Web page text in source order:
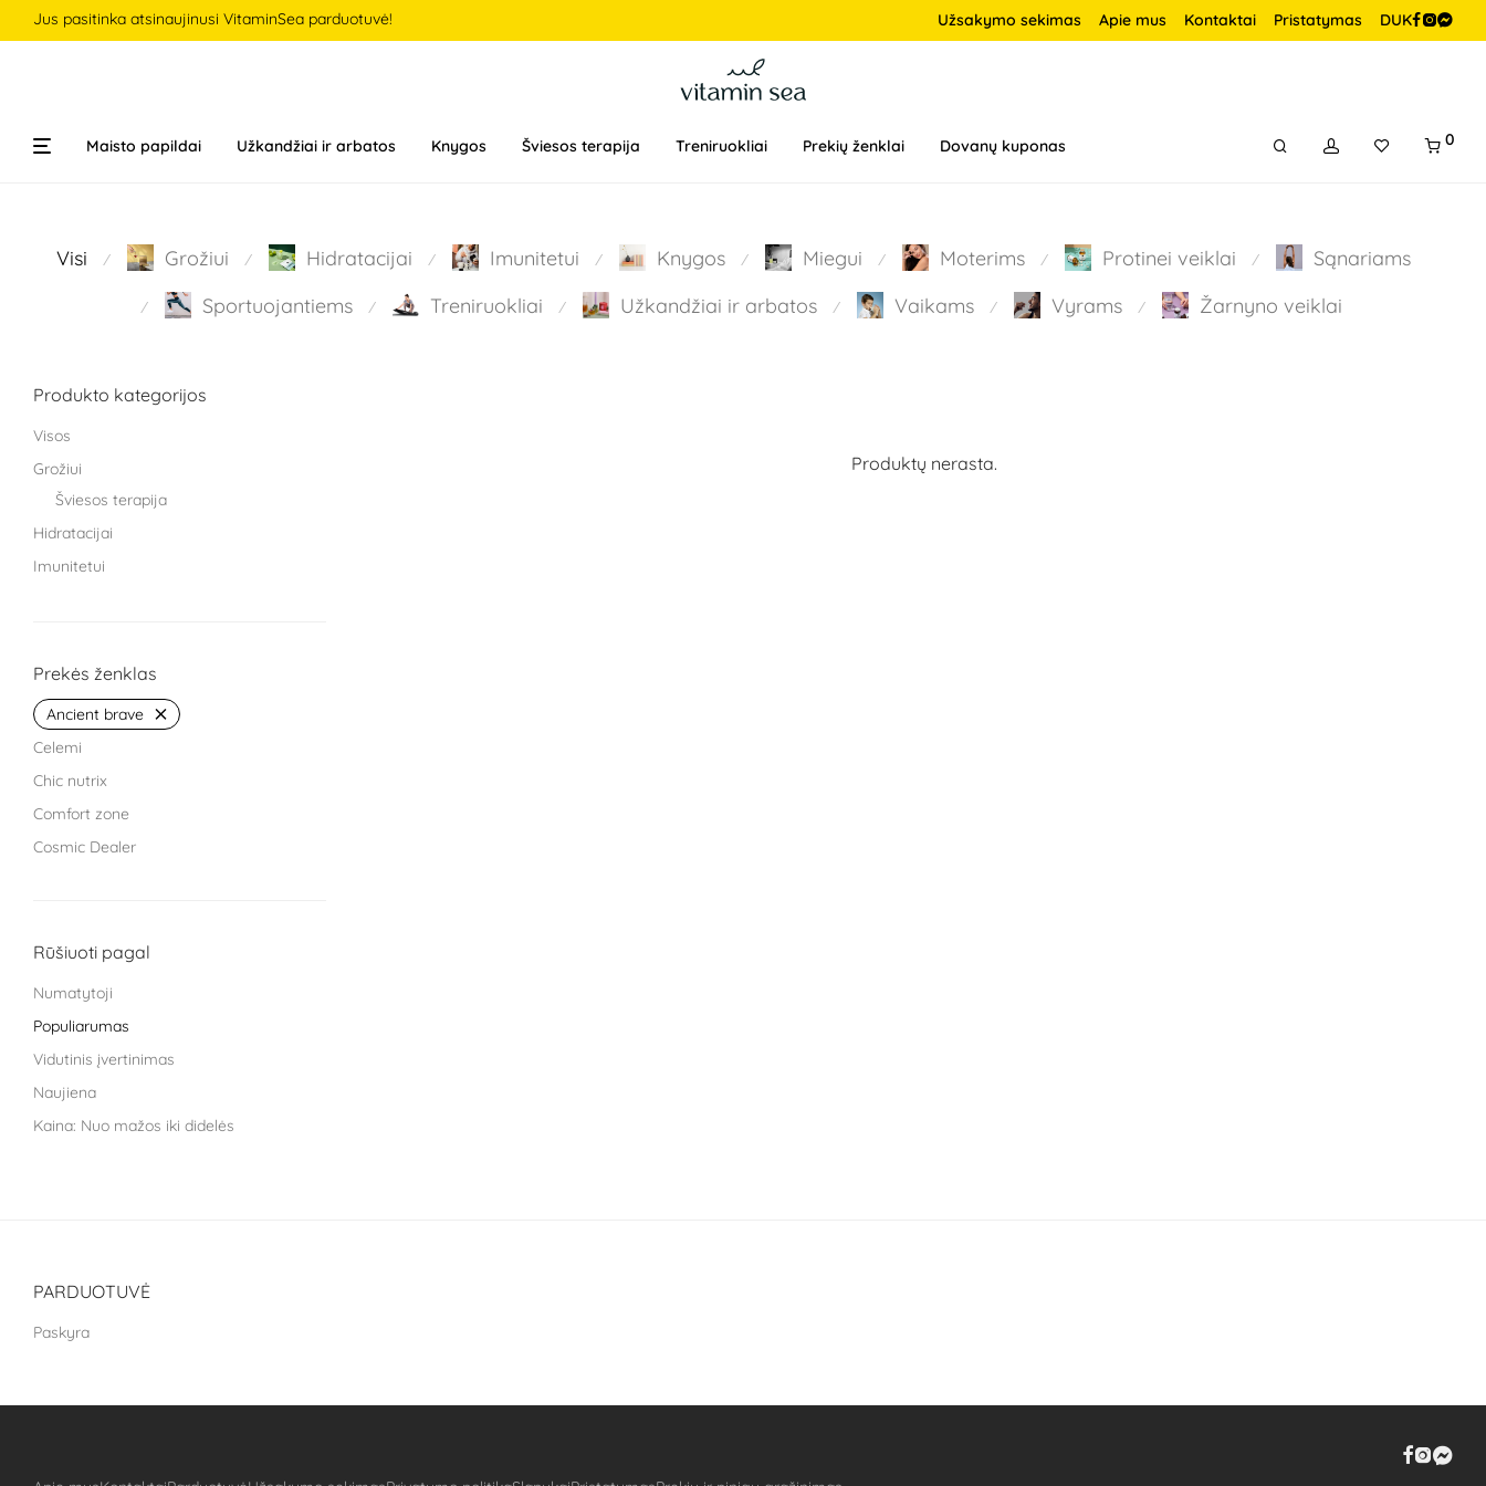
Jus pasitinka atsinaujinusi VitaminSea parduotuvė! Užsakymo sekimas Apie mus Kontaktai Pristatymas DUK
Maisto papildai Užkandžiai ir arbatos Knygos Šviesos terapija Treniruokliai Prekių ženklai Dovanų kuponas 0
Visi ⁄ Grožiui ⁄ Hidratacijai ⁄ Imunitetui ⁄ Knygos ⁄ Miegui ⁄ Moterims ⁄ Protinei veiklai ⁄ Sąnariams
⁄ Sportuojantiems ⁄ Treniruokliai ⁄ Užkandžiai ir arbatos ⁄ Vaikams ⁄ Vyrams ⁄ Žarnyno veiklai
Produkto kategorijos
Visos
Grožiui
Šviesos terapija
Hidratacijai
Imunitetui
Moterims
Protinei veiklai
Sąnariams
Prekės ženklas
Ancient brave
Celemi
Chic nutrix
Comfort zone
Cosmic Dealer
Kingsmith
Treat It Green
VitaminSea
Rūšiuoti pagal
Numatytoji
Populiarumas
Vidutinis įvertinimas
Naujiena
Kaina: Nuo mažos iki didelės
Produktų nerasta.
PARDUOTUVĖ
Paskyra